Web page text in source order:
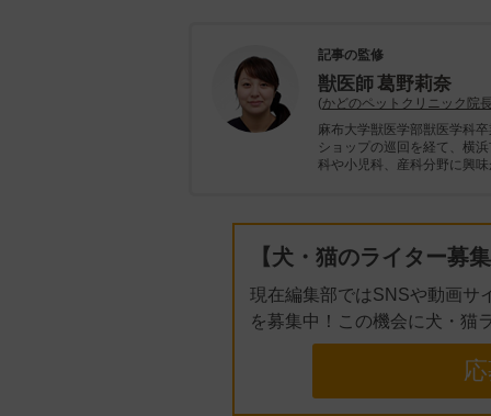
記事の監修
獣医師葛野莉奈
(かどのペットクリニック院
麻布大学獣医学部獣医学科
ショップの巡回を経て、横
科や小児科、産科分野に興
【犬・猫のライター募
現在編集部ではSNSや動画サ
を募集中！この機会に犬・猫